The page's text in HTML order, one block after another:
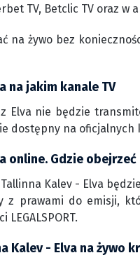
TV, Betclic TV oraz w
na żywo bez
na jakim kanale TV
Elva nie będzie
dostępny na
online. Gdzie
Kalev - Elva
z prawami do emisji,
Kalev - Elva na żywo